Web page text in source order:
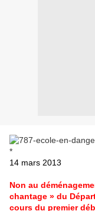
*
14 mars 2013
Non au
chantage » du
cours du premier